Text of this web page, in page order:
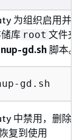
为组织启用并想
库 root 文件夹
gd.sh 脚本。
gd.sh
中禁用，删除所
复到使用